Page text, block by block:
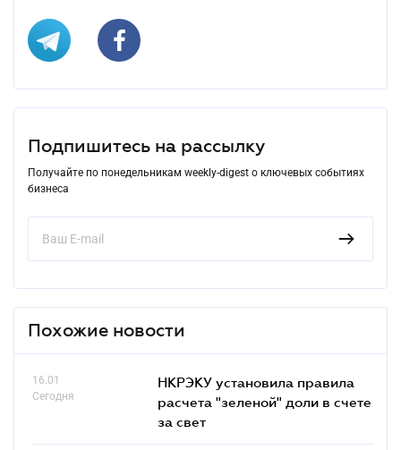
Подпишитесь на рассылку
Получайте по понедельникам weekly-digest о ключевых событиях
бизнеса
Похожие новости
16.01
Сегодня
НКРЭКУ установила правила
расчета "зеленой" доли в счете
за свет